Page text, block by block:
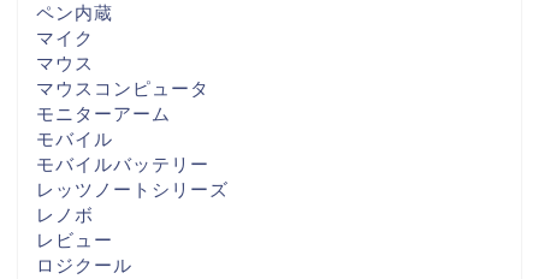
ペン内蔵
マイク
マウス
マウスコンピュータ
モニターアーム
モバイル
モバイルバッテリー
レッツノートシリーズ
レノボ
レビュー
ロジクール